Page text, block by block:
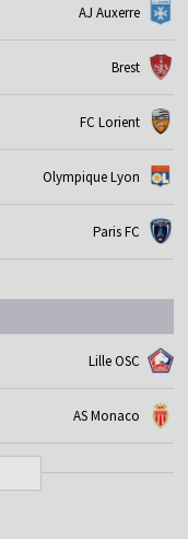
AJ Auxerre
Brest
FC Lorient
Olympique Lyon
Paris FC
Lille OSC
AS Monaco